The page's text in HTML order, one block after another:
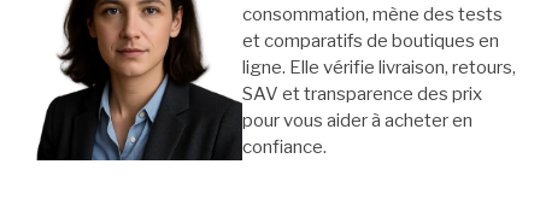
consommation, mène des tests
et comparatifs de boutiques en
ligne. Elle vérifie livraison, retours,
SAV et transparence des prix
pour vous aider à acheter en
confiance.